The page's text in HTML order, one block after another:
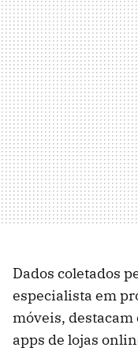
Dados coletados
especialista em
móveis,
apps de lojas